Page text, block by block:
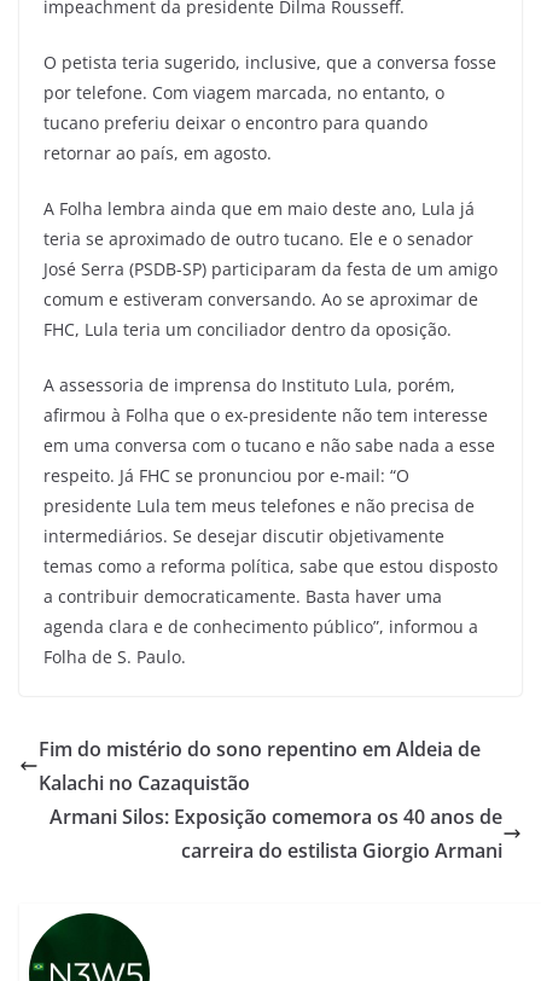
impeachment da presidente Dilma Rousseff.
O petista teria sugerido, inclusive, que a conversa fosse
por telefone. Com viagem marcada, no entanto, o
tucano preferiu deixar o encontro para quando
retornar ao país, em agosto.
A Folha lembra ainda que em maio deste ano, Lula já
teria se aproximado de outro tucano. Ele e o senador
José Serra (PSDB-SP) participaram da festa de um amigo
comum e estiveram conversando. Ao se aproximar de
FHC, Lula teria um conciliador dentro da oposição.
A assessoria de imprensa do Instituto Lula, porém,
afirmou à Folha que o ex-presidente não tem interesse
em uma conversa com o tucano e não sabe nada a esse
respeito. Já FHC se pronunciou por e-mail: “O
presidente Lula tem meus telefones e não precisa de
intermediários. Se desejar discutir objetivamente
temas como a reforma política, sabe que estou disposto
a contribuir democraticamente. Basta haver uma
agenda clara e de conhecimento público”, informou a
Folha de S. Paulo.
Fim do mistério do sono repentino em Aldeia de
Kalachi no Cazaquistão
Armani Silos: Exposição comemora os 40 anos de
carreira do estilista Giorgio Armani